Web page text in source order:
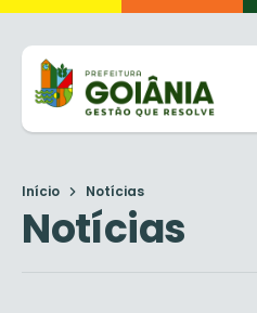
Início Notícias
Notícias